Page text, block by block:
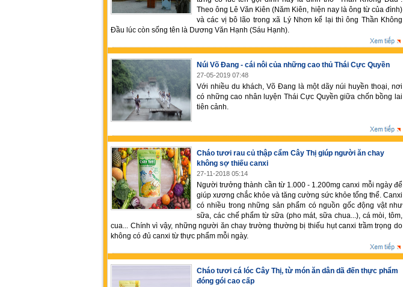
Theo ông Lê Văn Kiên (Năm Kiên, hiện nay là ông từ của đình)
và các vị bô lão trong xã Lý Nhơn kể lại thì ông Thần Không
Đầu lúc còn sống tên là Dương Văn Hạnh (Sáu Hạnh).
Núi Võ Đang - cái nôi của những cao thủ Thái Cực Quyền
27-05-2019 07:48
Với nhiều du khách, Võ Đang là một dãy núi huyền thoại, nơi
có những cao nhân luyện Thái Cực Quyền giữa chốn bồng lai
tiên cảnh.
Cháo tươi rau củ thập cẩm Cây Thị giúp người ăn chay
không sợ thiếu canxi
27-11-2018 05:14
Người trưởng thành cần từ 1.000 - 1.200mg canxi mỗi ngày để
giúp xương chắc khỏe và tăng cường sức khỏe tổng thể. Canxi
có nhiều trong những sản phẩm có nguồn gốc động vật như
sữa, các chế phẩm từ sữa (pho mát, sữa chua...), cá mòi, tôm,
cua... Chính vì vậy, những người ăn chay trường thường bị thiếu hụt canxi trầm trọng do
không có đủ canxi từ thực phẩm mỗi ngày.
Cháo tươi cá lóc Cây Thị, từ món ăn dân dã đến thực phẩm
đóng gói cao cấp